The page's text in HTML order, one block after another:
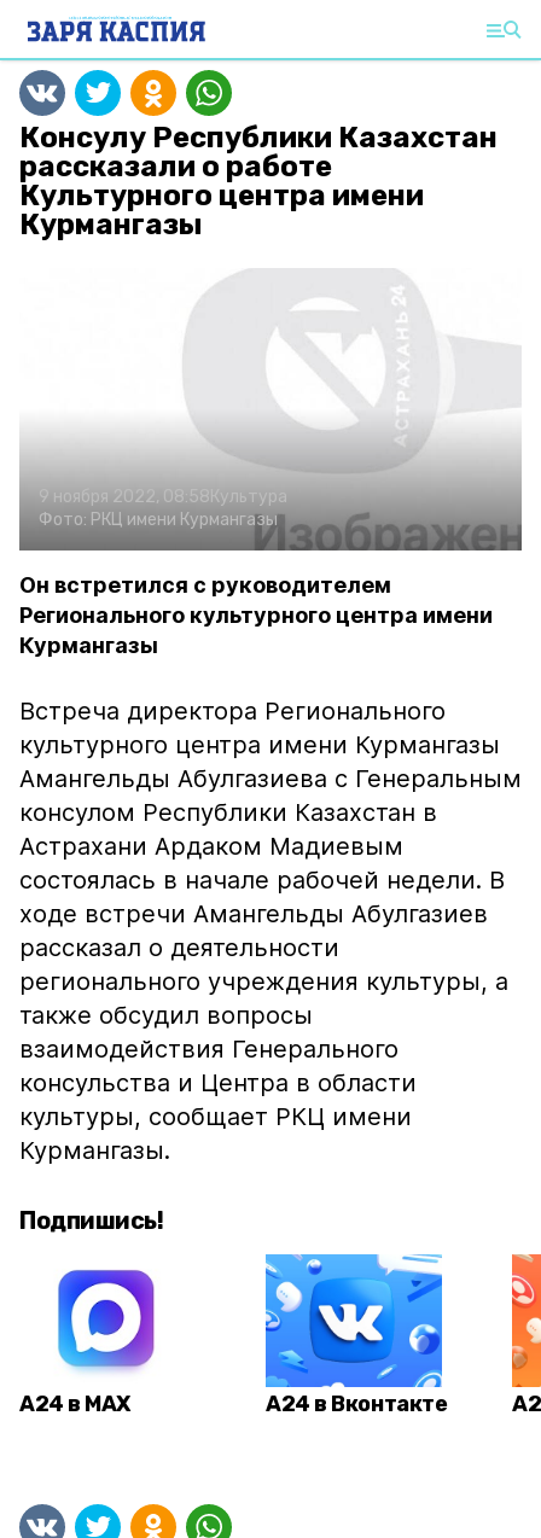
Консулу Республики Казахстан
рассказали о работе
Культурного центра имени
Курмангазы
9 ноября 2022, 08:58Культура
Фото: РКЦ имени Курмангазы
Он встретился с руководителем
Регионального культурного центра имени
Курмангазы
Встреча директора Регионального
культурного центра имени Курмангазы
Амангельды Абулгазиева с Генеральным
консулом Республики Казахстан в
Астрахани Ардаком Мадиевым
состоялась в начале рабочей недели. В
ходе встречи Амангельды Абулгазиев
рассказал о деятельности
регионального учреждения культуры, а
также обсудил вопросы
взаимодействия Генерального
консульства и Центра в области
культуры, сообщает РКЦ имени
Курмангазы.
Подпишись!
А24 в MAX А24 в Вконтакте